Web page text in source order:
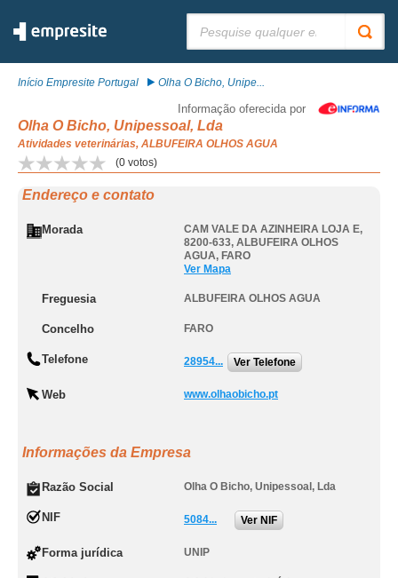
Início Empresite Portugal Olha O Bicho, Unipe...
Informação oferecida por
Olha O Bicho, Unipessoal, Lda
Atividades veterinárias, ALBUFEIRA OLHOS AGUA
(0 votos)
Endereço e contato
Morada
CAM VALE DA AZINHEIRA LOJA E,
8200-633, ALBUFEIRA OLHOS
AGUA, FARO
Ver Mapa
Freguesia ALBUFEIRA OLHOS AGUA
Concelho FARO
Telefone 28954... Ver Telefone
Web www.olhaobicho.pt
Informações da Empresa
Razão Social Olha O Bicho, Unipessoal, Lda
NIF 5084... Ver NIF
Forma jurídica UNIP